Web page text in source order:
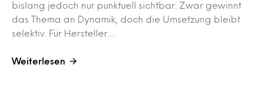
bislang jedoch nur punktuell sichtbar. Zwar gewinnt
das Thema an Dynamik, doch die Umsetzung bleibt
selektiv. Für Hersteller…
Weiterlesen